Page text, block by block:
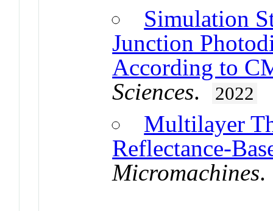
Simulation
Junction
According to
Sciences. 2022
Multilayer
Reflectance-
Micromachines